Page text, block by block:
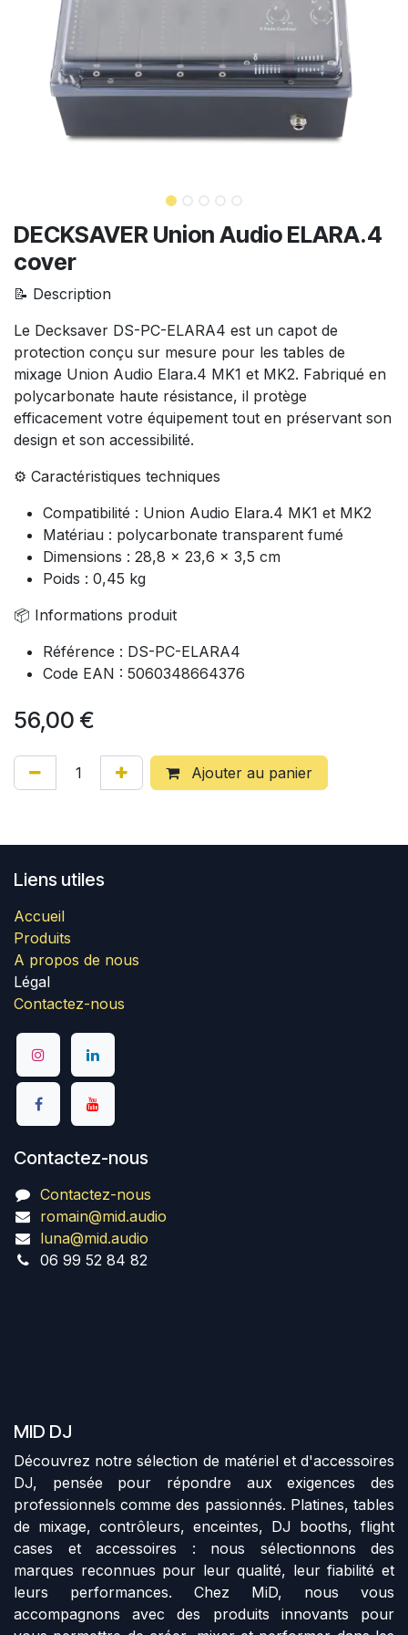
DECKSAVER Union Audio ELARA.4
cover
📝 Description
Le Decksaver DS-PC-ELARA4 est un capot de
protection conçu sur mesure pour les tables de
mixage Union Audio Elara.4 MK1 et MK2. Fabriqué en
polycarbonate haute résistance, il protège
efficacement votre équipement tout en préservant son
design et son accessibilité.
⚙️ Caractéristiques techniques
Compatibilité : Union Audio Elara.4 MK1 et MK2
Matériau : polycarbonate transparent fumé
Dimensions : 28,8 × 23,6 × 3,5 cm
Poids : 0,45 kg
📦 Informations produit
Référence : DS-PC-ELARA4
Code EAN : 5060348664376
56,00 €
Ajouter au panier
Liens utiles
Accueil
Produits
A propos de nous
Légal
Contactez-nous
Contactez-nous
Contactez-nous
romain@mid.audio
luna@mid.audio
06 99 52 84 82
MID DJ
Découvrez notre sélection de matériel et d'accessoires
DJ, pensée pour répondre aux exigences des
professionnels comme des passionnés. Platines, tables
de mixage, contrôleurs, enceintes, DJ booths, flight
cases et accessoires : nous sélectionnons des
marques reconnues pour leur qualité, leur fiabilité et
leurs performances. Chez MiD, nous vous
accompagnons avec des produits innovants pour